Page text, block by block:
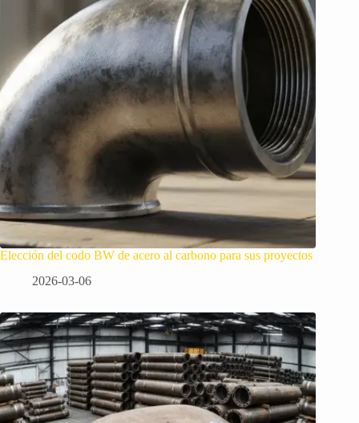
Elección del codo BW de acero al carbono para sus proyectos
2026-03-06